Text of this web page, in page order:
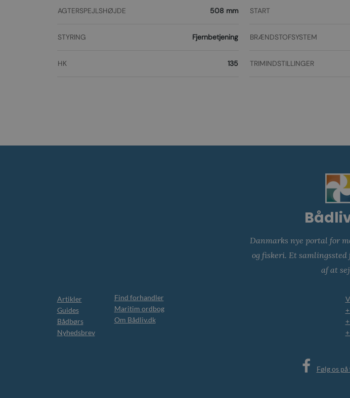
AGTERSPEJLSHØJDE 508 mm
STYRING Fjernbetjening
HK 135
START
BRÆNDSTOFSYSTEM
TRIMINDSTILLINGER
Danmarks nye portal for
og fiskeri. Et samlingssted
af at
Artikler
Guides
Bådbørs
Nyhedsbrev
Find forhandler
Maritim ordbog
Om Bådliv.dk
Følg os